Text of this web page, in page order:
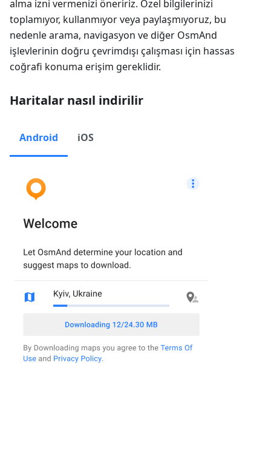
alma izni vermenizi öneririz. Özel bilgilerinizi
toplamıyor, kullanmıyor veya paylaşmıyoruz, bu
nedenle arama, navigasyon ve diğer OsmAnd
işlevlerinin doğru çevrimdışı çalışması için hassas
coğrafi konuma erişim gereklidir.
Haritalar nasıl indirilir
Android iOS